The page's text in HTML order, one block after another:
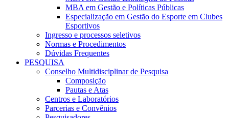
MBA em Gestão e Políticas Públicas
Especialização em Gestão do Esporte em Clubes
Esportivos
Ingresso e processos seletivos
Normas e Procedimentos
Dúvidas Frequentes
PESQUISA
Conselho Multidisciplinar de Pesquisa
Composição
Pautas e Atas
Centros e Laboratórios
Parcerias e Convênios